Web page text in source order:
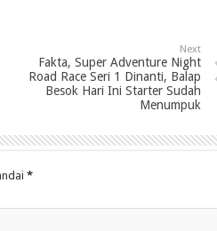
Next
Fakta, Super Adventure Night
Road Race Seri 1 Dinanti, Balap
Besok Hari Ini Starter Sudah
Menumpuk
*